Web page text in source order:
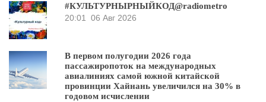
#КУЛЬТУРНЫРНЫЙКОД@radiometro
20:01
06 Авг 2026
В первом полугодии 2026 года
пассажиропоток на международных
авиалиниях самой южной китайской
провинции Хайнань увеличился на 30% в
годовом исчислении